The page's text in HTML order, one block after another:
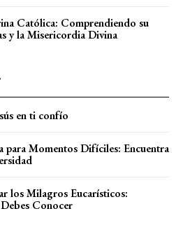
Católica: Comprendiendo su
y la Misericordia Divina
en ti confío
para Momentos Difíciles: Encuentra
los Milagros Eucarísticos:
Conocer